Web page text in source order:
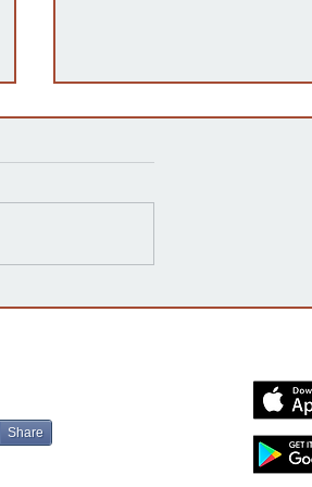
Share